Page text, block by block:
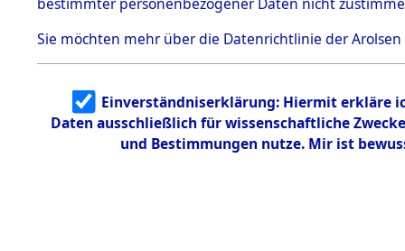
zu
Todesmärsch
en
5.3.2
Identifizierun
g
5.3.3
Todesmärsch
zwischen
km)
Leben
0001
Sie möchten mehr über die Datenrichtlinie der Arolsen
Einverständniserklärung: Hiermit erkläre
Daten ausschließlich für wissenschaftliche
und Bestimmungen nutze. Mir ist